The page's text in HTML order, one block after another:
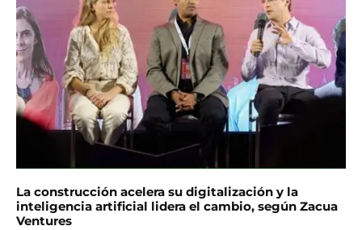
La construcción acelera su digitalización y la
inteligencia artificial lidera el cambio, según Zacua
Ventures